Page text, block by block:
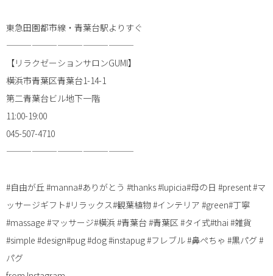
東急田園都市線・青葉台駅よりすぐ
———————————————
【リラクゼーションサロンGUMI】
横浜市青葉区青葉台1-14-1
第二青葉台ビル地下一階
11:00-19:00
045-507-4710
———————————————
#自由が丘 #manna#ありがとう #thanks #lupicia#母の日 #present #マ
ッサージギフト#リラックス#観葉植物 #インテリア #green#丁寧
#massage #マッサージ#横浜 #青葉台 #青葉区 #タイ式#thai #雑貨
#simple #design#pug #dog #instapug #フレブル #鼻ぺちゃ #黒パグ #
パグ